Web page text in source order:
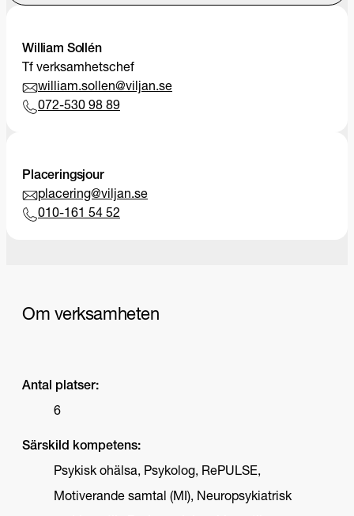
William Sollén
Tf verksamhetschef
william.sollen@viljan.se
072-530 98 89
Placeringsjour
placering@viljan.se
010-161 54 52
Om verksamheten
Antal platser:
6
Särskild kompetens:
Psykisk ohälsa, Psykolog, RePULSE,
Motiverande samtal (MI), Neuropsykiatrisk